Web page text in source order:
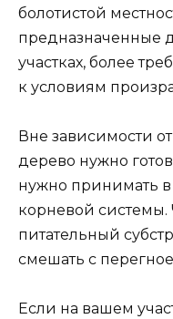
болотистой
предназначенные
участках, более
к условиям
Вне зависимости
дерево нужно
нужно принимать
корневой системы.
питательный
смешать с
Если на вашем